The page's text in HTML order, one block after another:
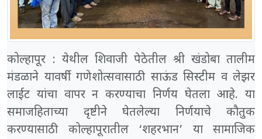
कोल्हापूर : येथील शिवाजी पेठेतील श्री खंडोबा तालीम
मंडळाने यावर्षी गणेशोत्सवासाठी साऊंड सिस्टीम व लेझर
लाईट यांचा वापर न करण्याचा निर्णय घेतला आहे. या
समाजहिताच्या दृष्टीने घेतलेल्या निर्णयाचे कौतुक
करण्यासाठी कोल्हापूरातील ‘शहरभान’ या सामाजिक